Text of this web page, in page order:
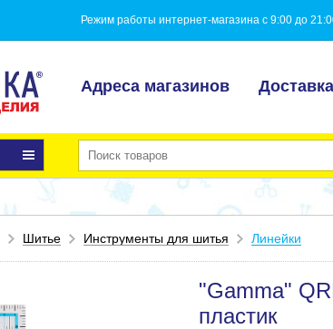
Режим работы интернет-магазина с 9:00 до
Адреса магазинов Доставка
Шитье Инструменты для шитья Линейки
"Gamma"
пластик